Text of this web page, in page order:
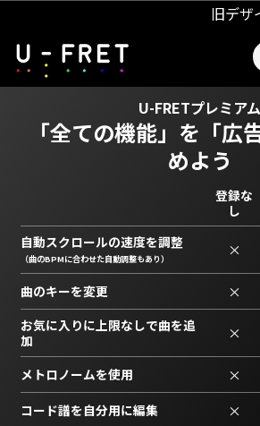
旧デザ
U-FRETプレミアム
「全ての機能」を 「広
めよう
登録な
し
自動スクロールの速度を調整
（曲のBPMに合わせた自動調整もあり） ×
曲のキーを変更 ×
お気に入りに上限なしで曲を追
加
×
メトロノームを使用 ×
コード譜を自分用に編集 ×